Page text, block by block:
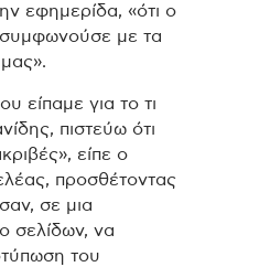
εφημερίδα, «ότι ο
συμφωνούσε με τα
είπαμε για το τι
πιστεύω ότι
είπε ο
προσθέτοντας
σε μια
σελίδων, να
του